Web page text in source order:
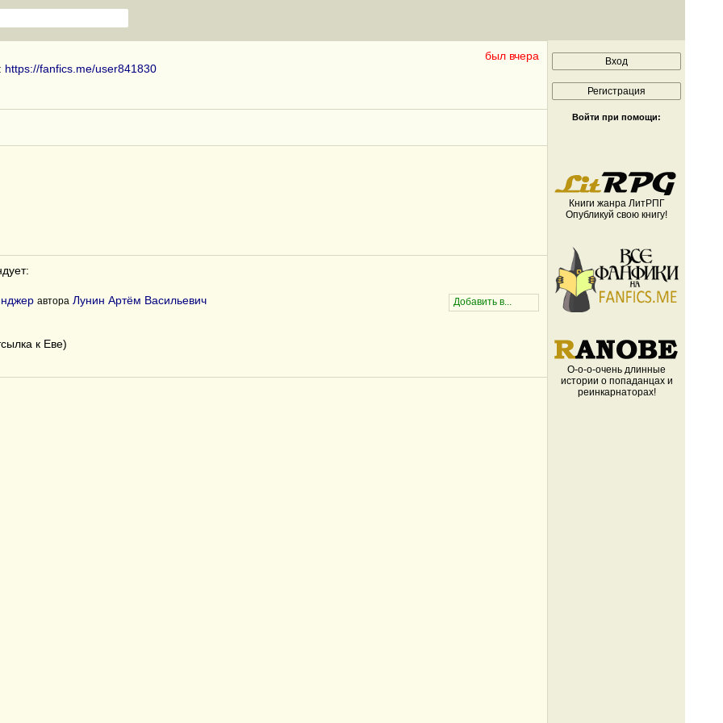
был вчера
https://fanfics.me/user841830
автора Лунин Артём Васильевич
к Еве)
Войти при помощи:
Книги жанра ЛитРПГ
Опубликуй свою книгу!
О-о-о-очень длинные
истории о попаданцах и
реинкарнаторах!